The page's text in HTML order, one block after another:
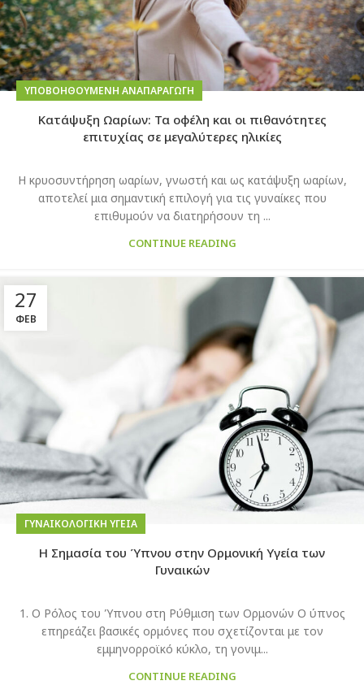
ΥΠΟΒΟΗΘΟΎΜΕΝΗ ΑΝΑΠΑΡΑΓΩΓΉ
Κατάψυξη Ωαρίων: Τα οφέλη και οι πιθανότητες
επιτυχίας σε μεγαλύτερες ηλικίες
Η κρυοσυντήρηση ωαρίων, γνωστή και ως κατάψυξη ωαρίων,
αποτελεί μια σημαντική επιλογή για τις γυναίκες που
επιθυμούν να διατηρήσουν τη ...
CONTINUE READING
27
ΦΕΒ
ΓΥΝΑΙΚΟΛΟΓΙΚΉ ΥΓΕΊΑ
Η Σημασία του Ύπνου στην Ορμονική Υγεία των
Γυναικών
1. Ο Ρόλος του Ύπνου στη Ρύθμιση των Ορμονών Ο ύπνος
επηρεάζει βασικές ορμόνες που σχετίζονται με τον
εμμηνορροϊκό κύκλο, τη γονιμ...
CONTINUE READING